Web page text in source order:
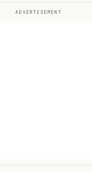
ADVERTISEMENT